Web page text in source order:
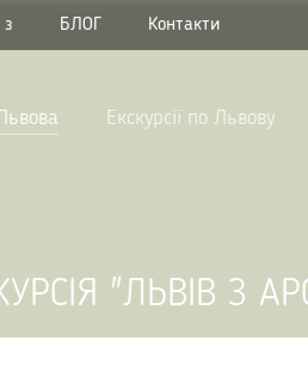
з БЛОГ Контакти
Екскурсії по Львову
"ЛЬВІВ З